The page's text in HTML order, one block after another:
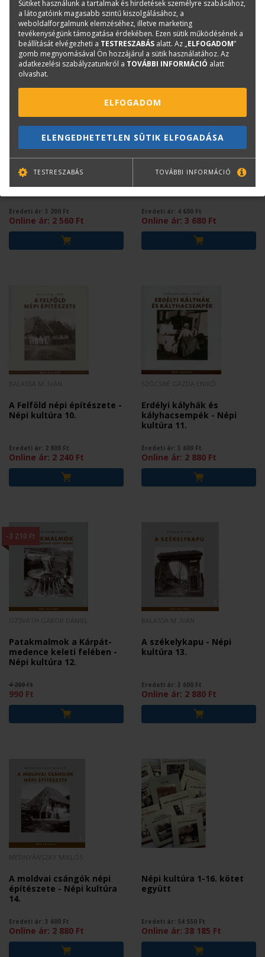
SABJÁN TIBOR
Tetőfedések - Népi
kultúra 8.
Eredeti ár: 3 200 Ft
Online ár: 2 560 Ft
Kenyérsütő kemencék -
Népi kultúra 9.
Eredeti ár: 4 600 Ft
Online ár: 3 680 Ft
A Felföld népi építészete -
Népi kultúra 10.
Eredeti ár: 2 800 Ft
Online ár: 2 240 Ft
Erdélyi kályhák és
kályhacsempék - Népi
kultúra 11.
Eredeti ár: 3 600 Ft
Online ár: 2 880 Ft
-3 210 Ft
Patakmalmok a Kárpát-
medence keleti felében -
Népi kultúra 12.
4 200 Ft
990 Ft
A székelykapu - Népi
kultúra 13.
Eredeti ár: 3 600 Ft
Online ár: 2 880 Ft
A moldvai csángók népi
építészete - Népi kultúra
14.
Eredeti ár: 3 600 Ft
Online ár: 2 880 Ft
Népi kultúra 1-16. kötet
együtt
Eredeti ár: 54 550 Ft
Online ár: 38 185 Ft
Sütiket használunk a tartalmak és hirdetések személyre szabásához,
a látogatóink magasabb szintű kiszolgálásához, a
weboldalforgalmunk elemzéséhez, illetve marketing
tevékenységünk támogatása érdekében. Ezen sütik működésének a
beállítását elvégezheti a TESTRESZABÁS alatt. Az „ELFOGADOM”
gomb megnyomásával Ön hozzájárul a sütik használatához. Az
adatkezelési szabályzatunkról a TOVÁBBI INFORMÁCIÓ alatt
olvashat.
ELFOGADOM
ELENGEDHETETLEN SÜTIK ELFOGADÁSA
TESTRESZABÁS TOVÁBBI INFORMÁCIÓ